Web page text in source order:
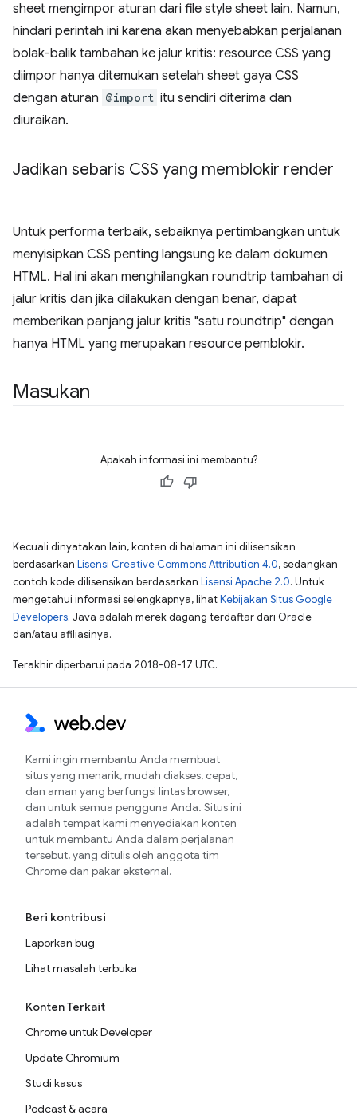
sheet mengimpor aturan dari file style sheet lain. Namun,
hindari perintah ini karena akan menyebabkan perjalanan
bolak-balik tambahan ke jalur kritis: resource CSS yang
diimpor hanya ditemukan setelah sheet gaya CSS
dengan aturan @import itu sendiri diterima dan
diuraikan.
Jadikan sebaris CSS yang memblokir render
Untuk performa terbaik, sebaiknya pertimbangkan untuk
menyisipkan CSS penting langsung ke dalam dokumen
HTML. Hal ini akan menghilangkan roundtrip tambahan di
jalur kritis dan jika dilakukan dengan benar, dapat
memberikan panjang jalur kritis "satu roundtrip" dengan
hanya HTML yang merupakan resource pemblokir.
Masukan
Apakah informasi ini membantu?
Kecuali dinyatakan lain, konten di halaman ini dilisensikan
berdasarkan Lisensi Creative Commons Attribution 4.0, sedangkan
contoh kode dilisensikan berdasarkan Lisensi Apache 2.0. Untuk
mengetahui informasi selengkapnya, lihatKebijakan Situs Google
Developers. Java adalah merek dagang terdaftar dari Oracle
dan/atau afiliasinya.
Terakhir diperbarui pada 2018-08-17 UTC.
Kami ingin membantu Anda membuat
situs yang menarik, mudah diakses, cepat,
dan aman yang berfungsi lintas browser,
dan untuk semua pengguna Anda. Situs ini
adalah tempat kami menyediakan konten
untuk membantu Anda dalam perjalanan
tersebut, yang ditulis oleh anggota tim
Chrome dan pakar eksternal.
Beri kontribusi
Laporkan bug
Lihat masalah terbuka
Konten Terkait
Chrome untuk Developer
Update Chromium
Studi kasus
Podcast & acara